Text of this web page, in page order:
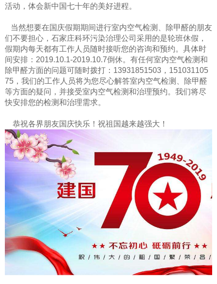
活动，体会新中国七十年的美好进程。
当然想要在国庆假期期间进行室内空气检测、除甲醛的朋友
们不要担心，石家庄科环污染治理公司采用的是轮班休假，
假期内每天都有工作人员随时接听您的咨询和预约。具体时
间安排：2019.10.1-2019.10.7倒休。有任何室内空气检测和
除甲醛方面的问题可随时拨打： 13931851503，151031105
75，我们的工作人员将为您尽心解答室内空气检测、除甲醛
等方面的疑问，并接受室内空气检测和治理预约。我们将尽
快安排您的检测和治理需求。
恭祝各界朋友国庆快乐！祝祖国越来越强大！